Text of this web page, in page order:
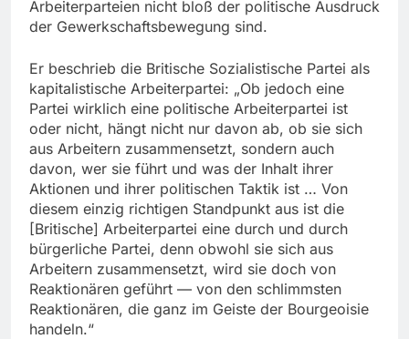
Arbeiterparteien nicht bloß der politische Ausdruck
der Gewerkschaftsbewegung sind.
Er beschrieb die Britische Sozialistische Partei als
kapitalistische Arbeiterpartei: „Ob jedoch eine
Partei wirklich eine politische Arbeiterpartei ist
oder nicht, hängt nicht nur davon ab, ob sie sich
aus Arbeitern zusammensetzt, sondern auch
davon, wer sie führt und was der Inhalt ihrer
Aktionen und ihrer politischen Taktik ist … Von
diesem einzig richtigen Standpunkt aus ist die
[Britische] Arbeiterpartei eine durch und durch
bürgerliche Partei, denn obwohl sie sich aus
Arbeitern zusammensetzt, wird sie doch von
Reaktionären geführt — von den schlimmsten
Reaktionären, die ganz im Geiste der Bourgeoisie
handeln.“